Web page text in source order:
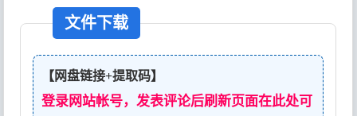
文件下载
【网盘链接+提取码】
登录网站帐号，发表评论后刷新页面在此处可